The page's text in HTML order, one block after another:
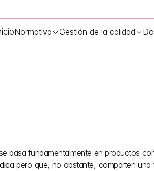
Normativa Gestión de la calidad
basa fundamentalmente en productos
pero que, no obstante, comparten una